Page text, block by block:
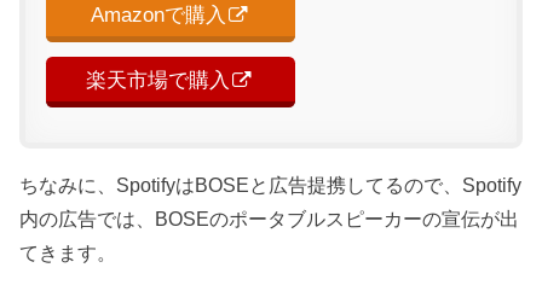
Amazonで購入
楽天市場で購入
ちなみに、SpotifyはBOSEと広告提携してるので、Spotify
内の広告では、BOSEのポータブルスピーカーの宣伝が出
てきます。